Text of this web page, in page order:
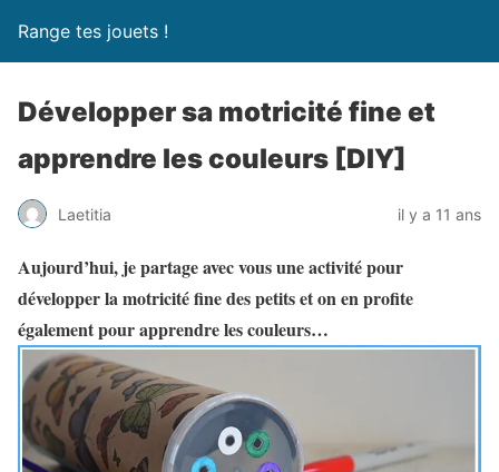
Range tes jouets !
Développer sa motricité fine et
apprendre les couleurs [DIY]
Laetitia il y a 11 ans
Aujourd’hui, je partage avec vous une activité pour
développer la motricité fine des petits et on en profite
également pour apprendre les couleurs…